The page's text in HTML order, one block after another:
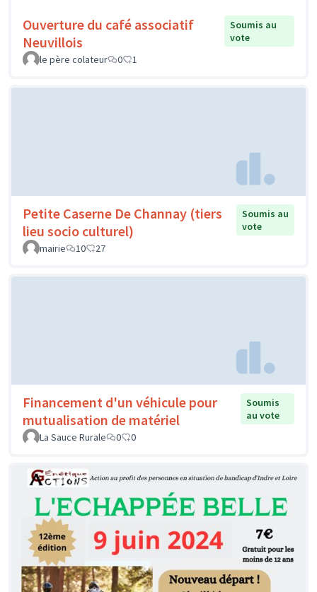
Ouverture du café associatif
Neuvillois
Soumis au
vote
le père colateur
0 1
Petite Caserne De Channay (tiers
lieu socio culturel)
Soumis au
vote
mairie
10 27
Financement d'un véhicule pour
mutualisation de matériel
Soumis
au vote
La Sauce Rurale
0 0